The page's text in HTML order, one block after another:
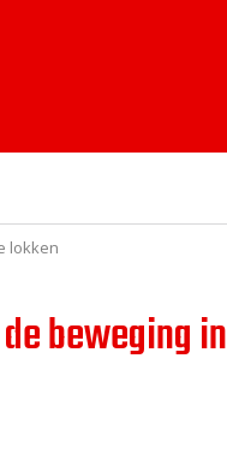
lokken
beweging in